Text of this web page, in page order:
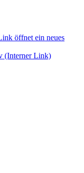
öffnet ein neues
(Interner Link)